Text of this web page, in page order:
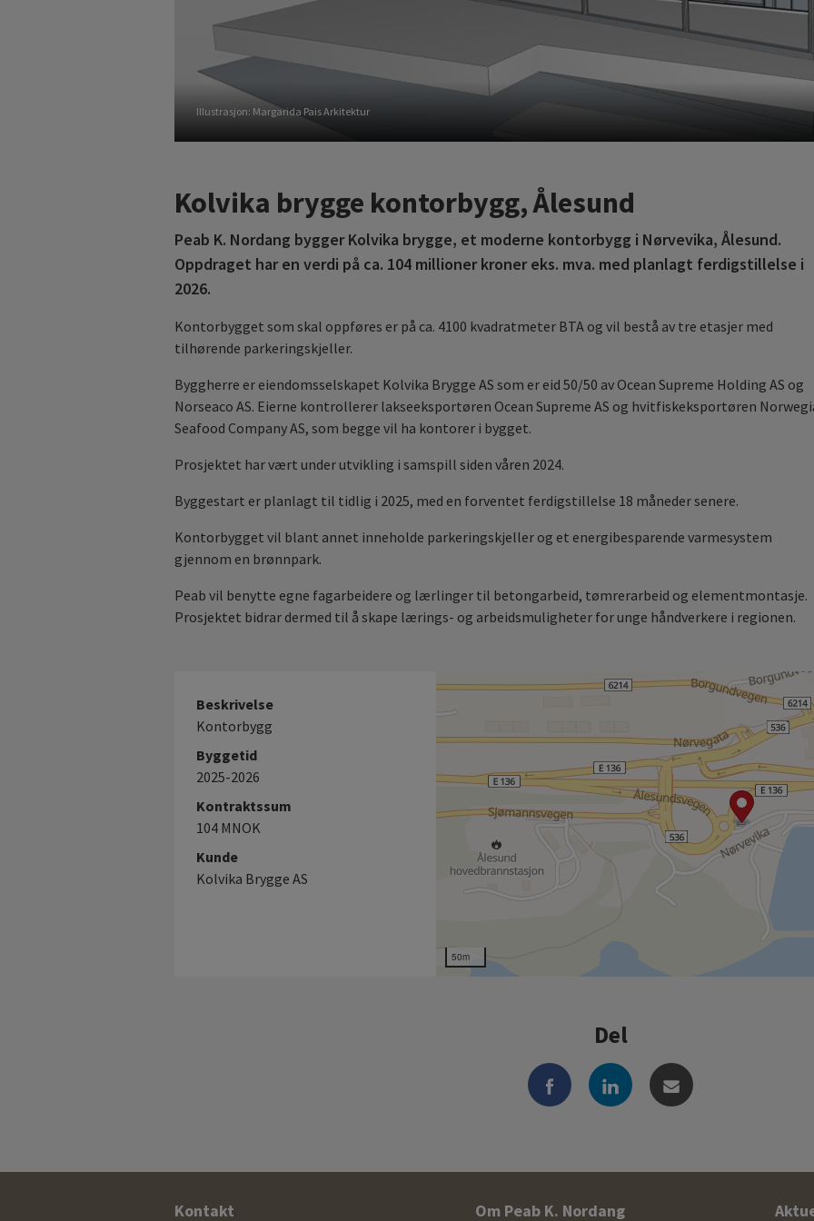
Illustrasjon: Margarida Pais Arkitektur
Kolvika brygge kontorbygg, Ålesund
Peab K. Nordang bygger Kolvika brygge, et moderne kontorbygg i Nørvevika, Ålesund.
Oppdraget har en verdi på ca. 104 millioner kroner eks. mva. med planlagt ferdigstillelse i
2026.
Kontorbygget som skal oppføres er på ca. 4100 kvadratmeter BTA og vil bestå av tre etasjer med
tilhørende parkeringskjeller.
Byggherre er eiendomsselskapet Kolvika Brygge AS som er eid 50/50 av Ocean Supreme Holding AS og
Norseaco AS. Eierne kontrollerer lakseeksportøren Ocean Supreme AS og hvitfiskeksportøren
Seafood Company AS, som begge vil ha kontorer i bygget.
Prosjektet har vært under utvikling i samspill siden våren 2024.
Byggestart er planlagt til tidlig i 2025, med en forventet ferdigstillelse 18 måneder senere.
Kontorbygget vil blant annet inneholde parkeringskjeller og et energibesparende varmesystem
gjennom en brønnpark.
Peab vil benytte egne fagarbeidere og lærlinger til betongarbeid, tømrerarbeid og elementmontasje.
Prosjektet bidrar dermed til å skape lærings- og arbeidsmuligheter for unge håndverkere i regionen.
Beskrivelse
Kontorbygg
Byggetid
2025-2026
Kontraktssum
104 MNOK
Kunde
Kolvika Brygge AS
50m
Del
Kontakt Om Peab K. Nordang